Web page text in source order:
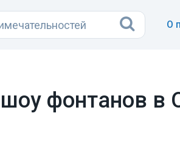
О
фонтанов в